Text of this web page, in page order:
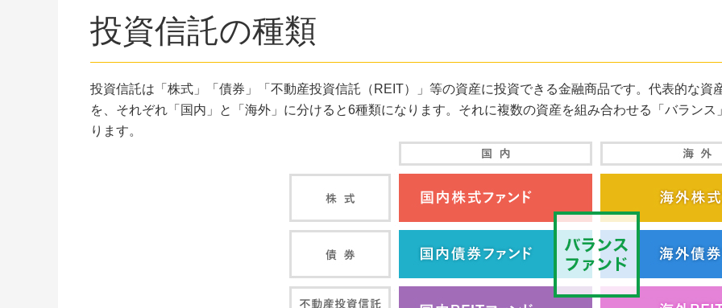
投資信託の種類
投資信託は「株式」「債券」「不動産投資信託（REIT）」等の資産に投資できる金融商品です。代表的な
を、それぞれ「国内」と「海外」に分けると6種類になります。それに複数の資産を組み合わせる「バラン
ります。